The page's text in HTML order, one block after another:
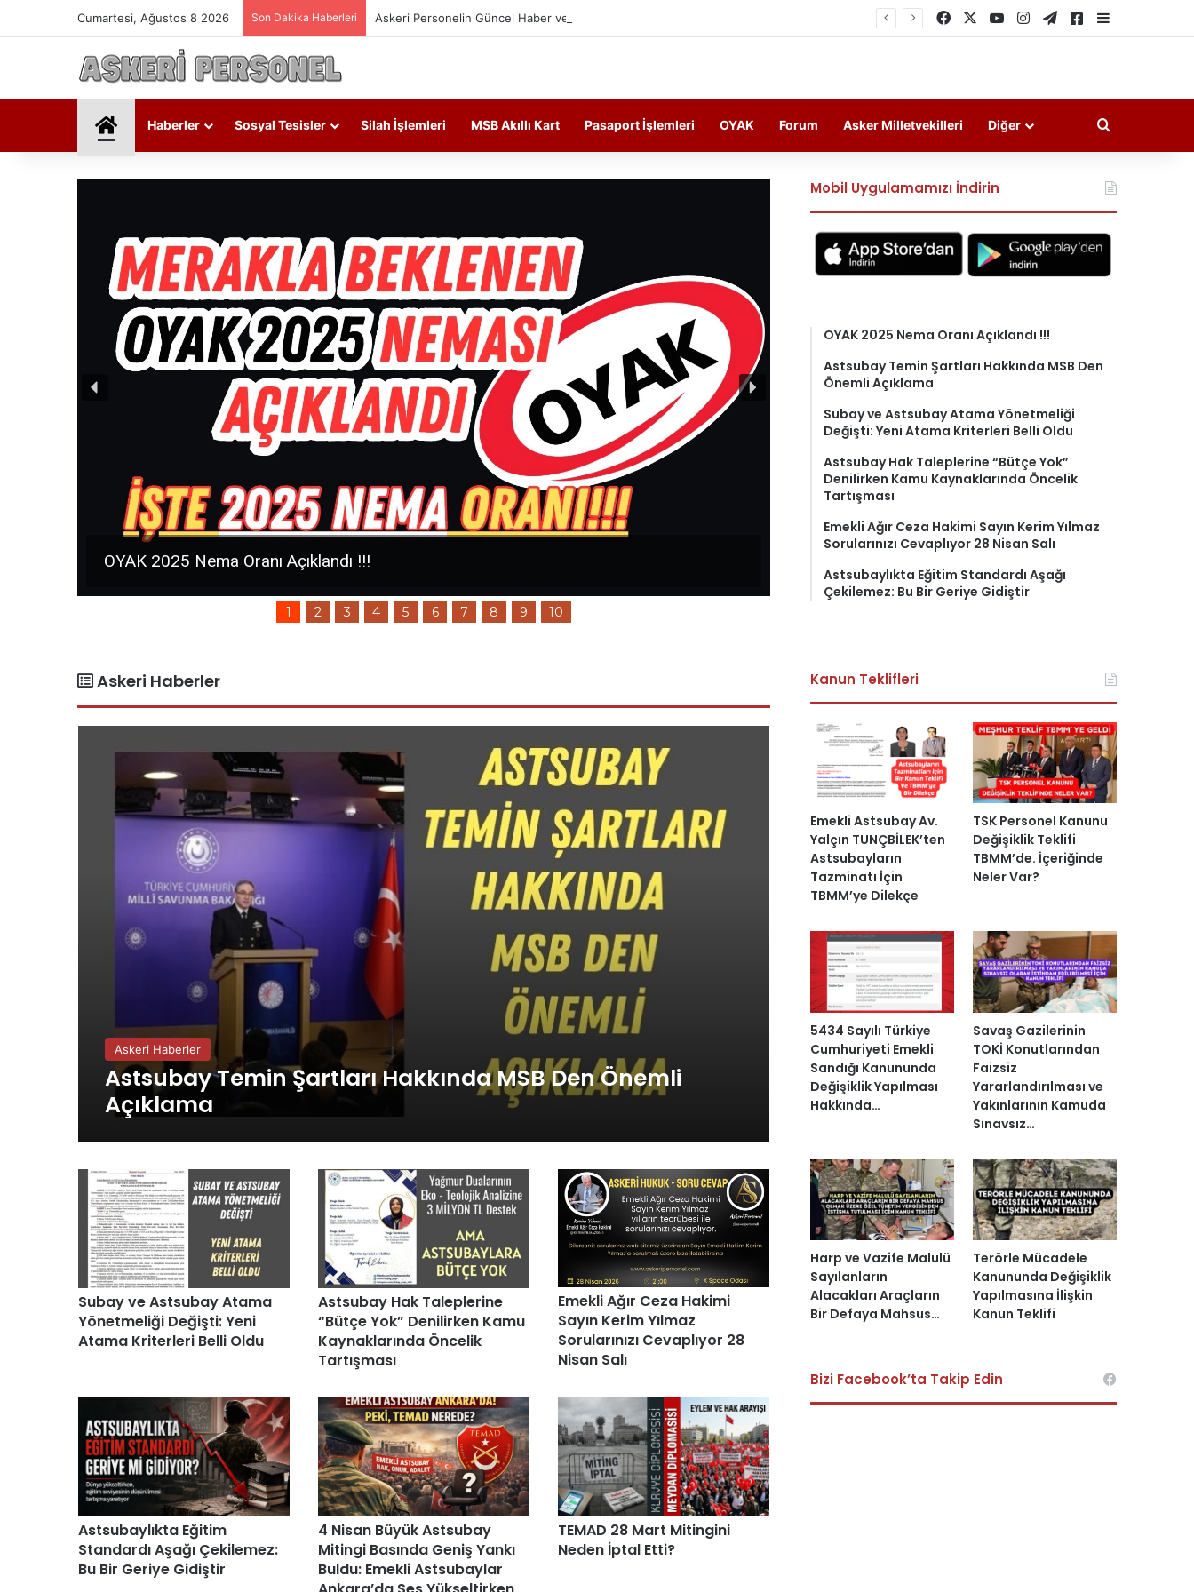
Cumartesi, Ağustos 8 2026 Son Dakika Haberleri Askeri Personelin Güncel Haber ve Bilgi Sitesi. Facebook YouTubeInstagramTelegramAskeri Haberler
Askeri Personel
Haberler Sosyal Tesisler Silah İşlemleri MSB Akıllı Kart Pasaport İşlemleri OYAK Forum Asker Milletvekilleri Diğer Arama yap
Astsubay Temin Şartları Hakkında MSB Den Önemli Açıklama
1 2 3 4 5 6 7 8 9 10
Mobil Uygulamamızı İndirin
OYAK 2025 Nema Oranı Açıklandı !!!
Astsubay Temin Şartları Hakkında MSB Den
Önemli Açıklama
Subay ve Astsubay Atama Yönetmeliği
Değişti: Yeni Atama Kriterleri Belli Oldu
Astsubay Hak Taleplerine “Bütçe Yok”
Denilirken Kamu Kaynaklarında Öncelik
Tartışması
Emekli Ağır Ceza Hakimi Sayın Kerim Yılmaz
Sorularınızı Cevaplıyor 28 Nisan Salı
Astsubaylıkta Eğitim Standardı Aşağı
Çekilemez: Bu Bir Geriye Gidiştir
Askeri Haberler
Askeri Haberler
Astsubay Temin Şartları Hakkında MSB Den Önemli
Açıklama
Subay ve Astsubay Atama
Yönetmeliği Değişti: Yeni
Atama Kriterleri Belli Oldu
Astsubay Hak Taleplerine
“Bütçe Yok” Denilirken Kamu
Kaynaklarında Öncelik
Tartışması
Emekli Ağır Ceza Hakimi
Sayın Kerim Yılmaz
Sorularınızı Cevaplıyor 28
Nisan Salı
Astsubaylıkta Eğitim
Standardı Aşağı Çekilemez:
Bu Bir Geriye Gidiştir
4 Nisan Büyük Astsubay
Mitingi Basında Geniş Yankı
Buldu: Emekli Astsubaylar
TEMAD 28 Mart Mitingini
Neden İptal Etti?
Kanun Teklifleri
Emekli Astsubay Av.
Yalçın TUNÇBİLEK’ten
Astsubayların
Tazminatı İçin
TBMM’ye Dilekçe
TSK Personel Kanunu
Değişiklik Teklifi
TBMM’de. İçeriğinde
Neler Var?
5434 Sayılı Türkiye
Cumhuriyeti Emekli
Sandığı Kanununda
Değişiklik Yapılması
Hakkında…
Savaş Gazilerinin
TOKİ Konutlarından
Faizsiz
Yararlandırılması ve
Yakınlarının Kamuda
Sınavsız…
Harp ve Vazife Malulü
Sayılanların
Alacakları Araçların
Bir Defaya Mahsus…
Terörle Mücadele
Kanununda Değişiklik
Yapılmasına İlişkin
Kanun Teklifi
Bizi Facebook’ta Takip Edin